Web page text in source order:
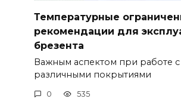
Температурные
рекомендации для
брезента
Важным аспектом при работе с
различными покрытиями
0 535